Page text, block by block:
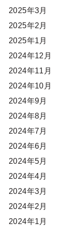
2025年3月
2025年2月
2025年1月
2024年12月
2024年11月
2024年10月
2024年9月
2024年8月
2024年7月
2024年6月
2024年5月
2024年4月
2024年3月
2024年2月
2024年1月